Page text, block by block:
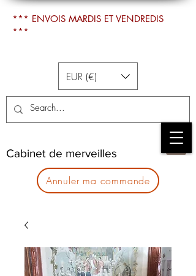
Cabinet de merveilles
*** ENVOIS MARDIS ET VENDREDIS
***
EUR (€)
Annuler ma commande